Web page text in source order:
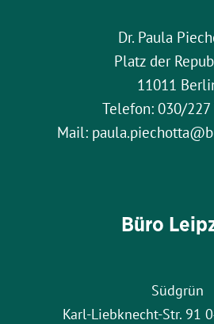
Dr. Paula
Platz der
11011
Telefon: 030/227
Mail:
Büro
Südgrün
Karl-Liebknecht-Str. 91